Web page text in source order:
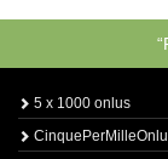
5 x 1000 onlus